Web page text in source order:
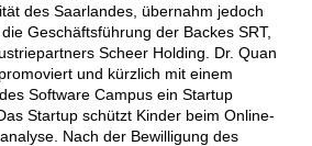
des Saarlandes, übernahm jedoch
Geschäftsführung der Backes SRT,
Scheer Holding. Dr. Quan
und kürzlich mit einem
Software Campus ein Startup
Startup schützt Kinder beim Online-
Nach der Bewilligung des